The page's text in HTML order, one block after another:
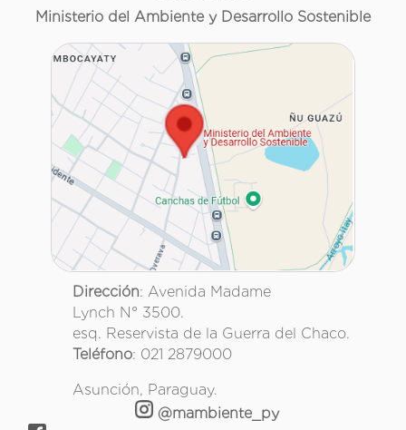
Ministerio del Ambiente y Desarrollo Sostenible
Dirección: Avenida Madame
Lynch N° 3500.
esq. Reservista de la Guerra del Chaco.
Teléfono: 021 2879000
Asunción, Paraguay.
@mambiente_py